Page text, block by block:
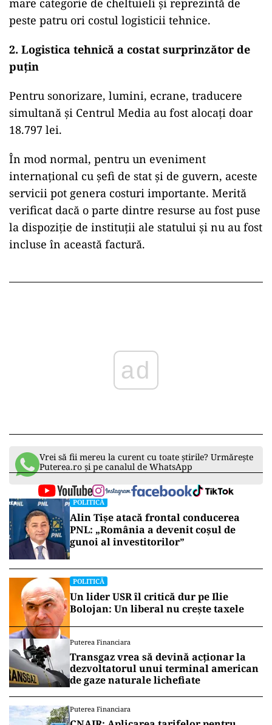
mare categorie de cheltuieli și reprezintă de
peste patru ori costul logisticii tehnice.
2. Logistica tehnică a costat surprinzător de
puțin
Pentru sonorizare, lumini, ecrane, traducere
simultană și Centrul Media au fost alocați doar
18.797 lei.
În mod normal, pentru un eveniment
internațional cu șefi de stat și de guvern, aceste
servicii pot genera costuri importante. Merită
verificat dacă o parte dintre resurse au fost puse
la dispoziție de instituții ale statului și nu au fost
incluse în această factură.
ad
Vrei să fii mereu la curent cu toate știrile? Urmărește
Puterea.ro și pe canalul de WhatsApp
POLITICĂ
Alin Tișe atacă frontal conducerea
PNL: „România a devenit coșul de
gunoi al investitorilor”
POLITICĂ
Un lider USR îl critică dur pe Ilie
Bolojan: Un liberal nu crește taxele
Puterea Financiara
Transgaz vrea să devină acționar la
dezvoltatorul unui terminal american
de gaze naturale lichefiate
Puterea Financiara